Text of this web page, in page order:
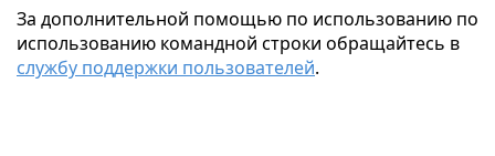
За дополнительной помощью по использованию по
использованию командной строки обращайтесь в
службу поддержки пользователей.